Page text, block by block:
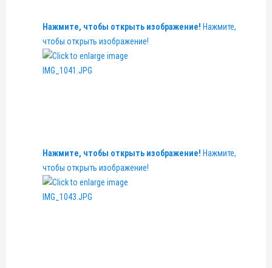
Нажмите, чтобы открыть изображение! Нажмите,
чтобы открыть изображение!
Нажмите, чтобы открыть изображение! Нажмите,
чтобы открыть изображение!